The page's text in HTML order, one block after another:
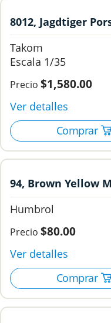
8012, Jagdtiger
Type Sd. Kfz.186
Takom.
Takom
1/35
$1,580.00
94, Brown Yellow
Humbrol
$80.00